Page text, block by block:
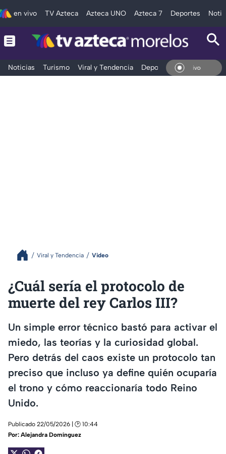
en vivo TV Azteca Azteca UNO Azteca 7 Deportes
Noticias Turismo Viral y Tendencia Deportes Espectáculos
En Vivo
Viral y Tendencia Video
¿Cuál sería el protocolo de
muerte del rey Carlos III?
Un simple error técnico bastó para activar el
miedo, las teorías y la curiosidad global.
Pero detrás del caos existe un protocolo tan
preciso que incluso ya define quién ocuparía
el trono y cómo reaccionaría todo Reino
Unido.
Publicado 22/05/2026 | 🕑 10:44
Por: Alejandra Domínguez